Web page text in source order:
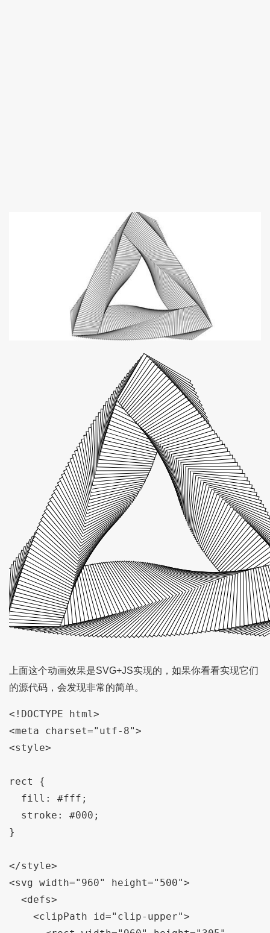
上面这个动画效果是SVG+JS实现的，如果你看看实现它们
的源代码，会发现非常的简单。
<!DOCTYPE html>
<meta charset="utf-8">
<style>
rect {
}
</style>
<svg width="960" height="500">